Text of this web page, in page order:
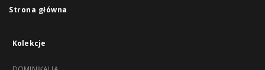
Strona główna
Kolekcje